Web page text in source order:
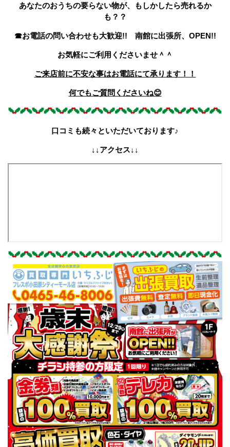
あなたのおうちの要らない物が、もしかしたら売れるか
も？？
☎お電話の問い合わせも大歓迎!! 南館に出張所、OPEN!!
お気軽にご利用くださいませ＾＾
ご来店前に不安な事はお電話にて承ります！！
何でもご質問くださいね😊
口コミも続々といただいております♪
↓↓アクセス↓↓